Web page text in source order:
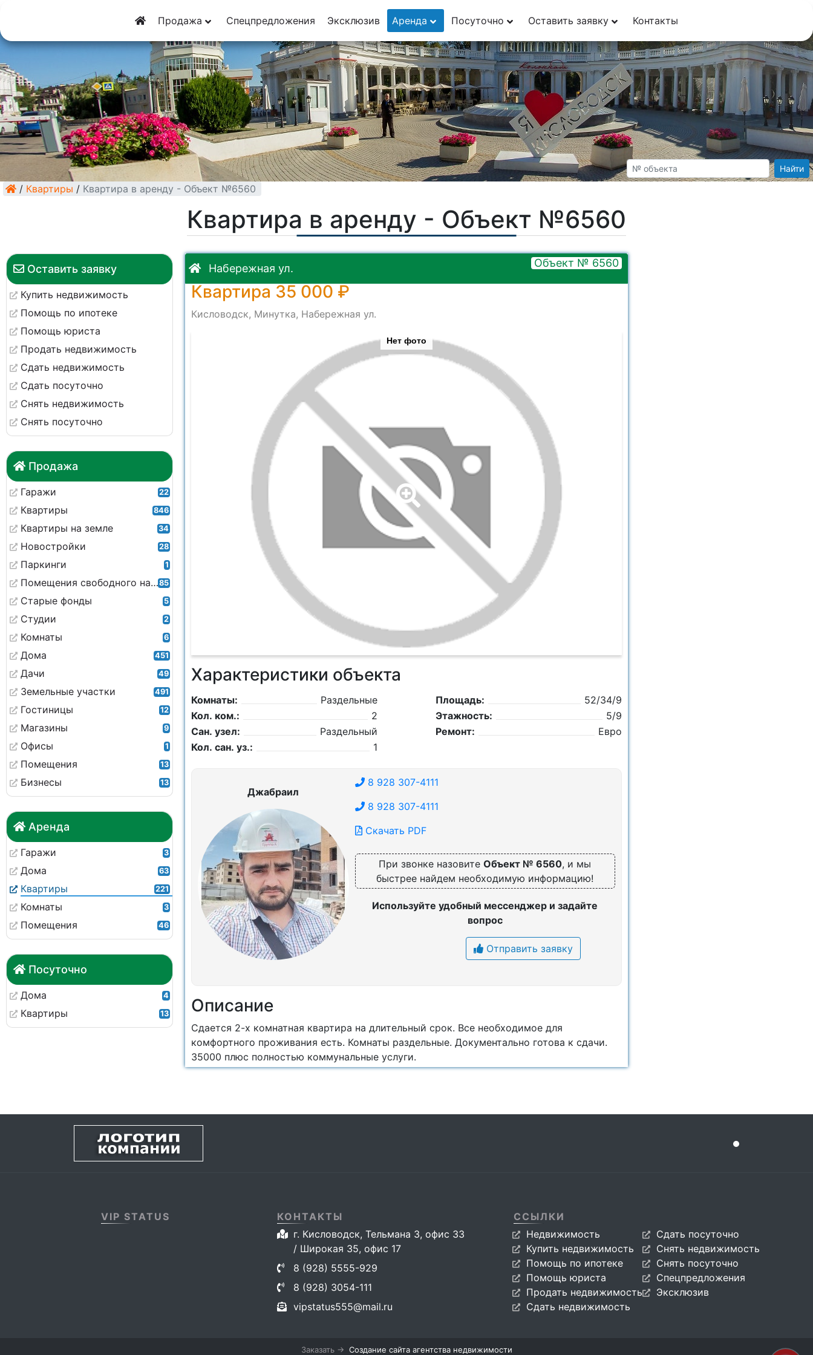
8 (928) 3054-111
Продажа Спецпредложения Эксклюзив Аренда Посуточно Оставить заявку Контакты
Найти
/ Квартиры / Квартира в аренду - Объект №6560
Квартира в аренду - Объект №6560
Оставить заявку
Купить недвижимость
Помощь по ипотеке
Помощь юриста
Продать недвижимость
Сдать недвижимость
Сдать посуточно
Снять недвижимость
Снять посуточно
Продажа
Гаражи 22
Квартиры 846
Квартиры на земле 34
Новостройки 28
Паркинги 1
Помещения свободного назначения85
Старые фонды 5
Студии 2
Комнаты 6
Дома 451
Дачи 49
Земельные участки 491
Гостиницы 12
Магазины 9
Офисы 1
Помещения 13
Бизнесы 13
Аренда
Гаражи 3
Дома 63
Квартиры 221
Комнаты 3
Помещения 46
Посуточно
Дома 4
Квартиры 13
Набережная ул. Объект № 6560
Квартира 35 000 ₽
Кисловодск, Минутка, Набережная ул.
Нет фото
Характеристики объекта
Комнаты:
Раздельные
Кол. ком.:
2
Сан. узел:
Раздельный
Кол. сан. уз.:
1
Площадь:
52/34/9
Этажность:
5/9
Ремонт:
Евро
Джабраил
8 928 307-4111
8 928 307-4111
Скачать PDF
При звонке назовитеОбъект № 6560, и мы
быстрее найдем необходимую информацию!
Используйте удобный мессенджер и задайте
вопрос
Отправить заявку
Описание
Сдается 2-х комнатная квартира на длительный срок. Все необходимое для
комфортного проживания есть. Комнаты раздельные. Документально готова к сдачи.
35000 плюс полностью коммунальные услуги.
VIP STATUS
КОНТАКТЫ
г. Кисловодск, Тельмана 3, офис 33
/ Широкая 35, офис 17
8 (928) 5555-929
8 (928) 3054-111
vipstatus555@mail.ru
ССЫЛКИ
Недвижимость
Купить недвижимость
Помощь по ипотеке
Помощь юриста
Продать недвижимость
Сдать недвижимость
Сдать посуточно
Снять недвижимость
Снять посуточно
Спецпредложения
Эксклюзив
Заказать → Создание сайта агентства недвижимости